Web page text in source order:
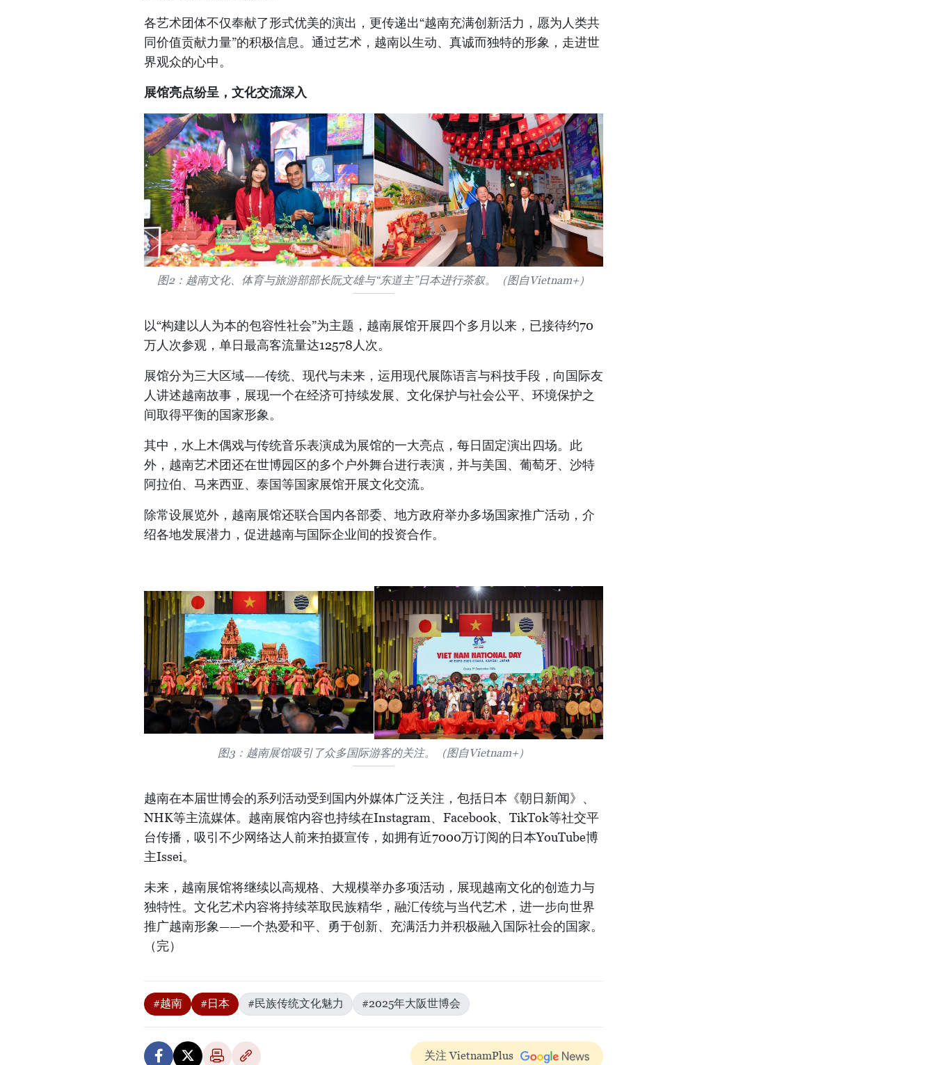
​各艺术团体不仅奉献了形式优美的演出，更传递出“越南充满创新活力，愿为人类共
同价值贡献力量”的积极信息。通过艺术，越南以生动、真诚而独特的形象，走进世
界观众的心中。
​展馆亮点纷呈，文化交流深入
图2：越南文化、体育与旅游部部长阮文雄与“东道主”日本进行茶叙。（图自Vietnam+）
以“构建以人为本的包容性社会”为主题，越南展馆开展四个多月以来，已接待约70
万人次参观，单日最高客流量达12578人次。
​展馆分为三大区域——传统、现代与未来，运用现代展陈语言与科技手段，向国际友
人讲述越南故事，展现一个在经济可持续发展、文化保护与社会公平、环境保护之
间取得平衡的国家形象。
​其中，水上木偶戏与传统音乐表演成为展馆的一大亮点，每日固定演出四场。此
外，越南艺术团还在世博园区的多个户外舞台进行表演，并与美国、葡萄牙、沙特
阿拉伯、马来西亚、泰国等国家展馆开展文化交流。
​除常设展览外，越南展馆还联合国内各部委、地方政府举办多场国家推广活动，介
绍各地发展潜力，促进越南与国际企业间的投资合作。
图3：越南展馆吸引了众多国际游客的关注。（图自Vietnam+）
越南在本届世博会的系列活动受到国内外媒体广泛关注，包括日本《朝日新闻》、
NHK等主流媒体。越南展馆内容也持续在Instagram、Facebook、TikTok等社交平
台传播，吸引不少网络达人前来拍摄宣传，如拥有近7000万订阅的日本YouTube博
主Issei。
未来，越南展馆将继续以高规格、大规模举办多项活动，展现越南文化的创造力与
独特性。文化艺术内容将持续萃取民族精华，融汇传统与当代艺术，进一步向世界
推广越南形象——一个热爱和平、勇于创新、充满活力并积极融入国际社会的国家。
（完）
#越南 #日本 #民族传统文化魅力 #2025年大阪世博会
关注 VietnamPlus